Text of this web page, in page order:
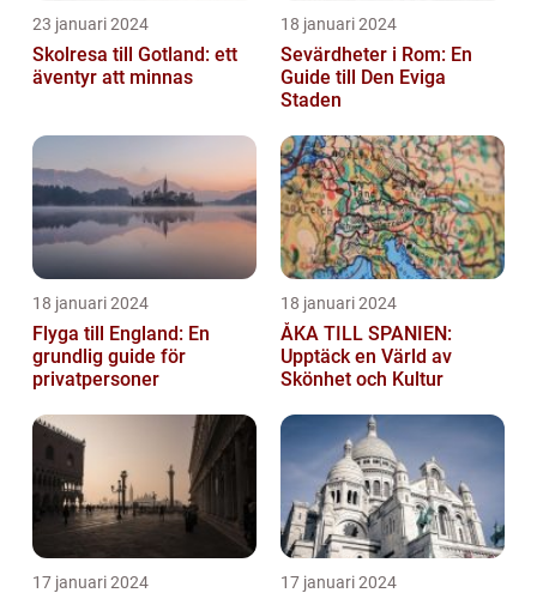
23 januari 2024
Skolresa till Gotland: ett
äventyr att minnas
18 januari 2024
Sevärdheter i Rom: En
Guide till Den Eviga
Staden
18 januari 2024
Flyga till England: En
grundlig guide för
privatpersoner
18 januari 2024
ÅKA TILL SPANIEN:
Upptäck en Värld av
Skönhet och Kultur
17 januari 2024 17 januari 2024